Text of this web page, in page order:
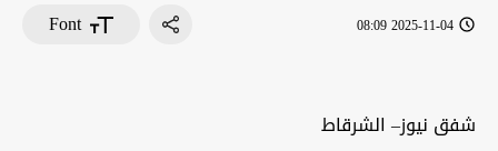
2025-11-04 08:09
Font
شفق نيوز– الشرقاط